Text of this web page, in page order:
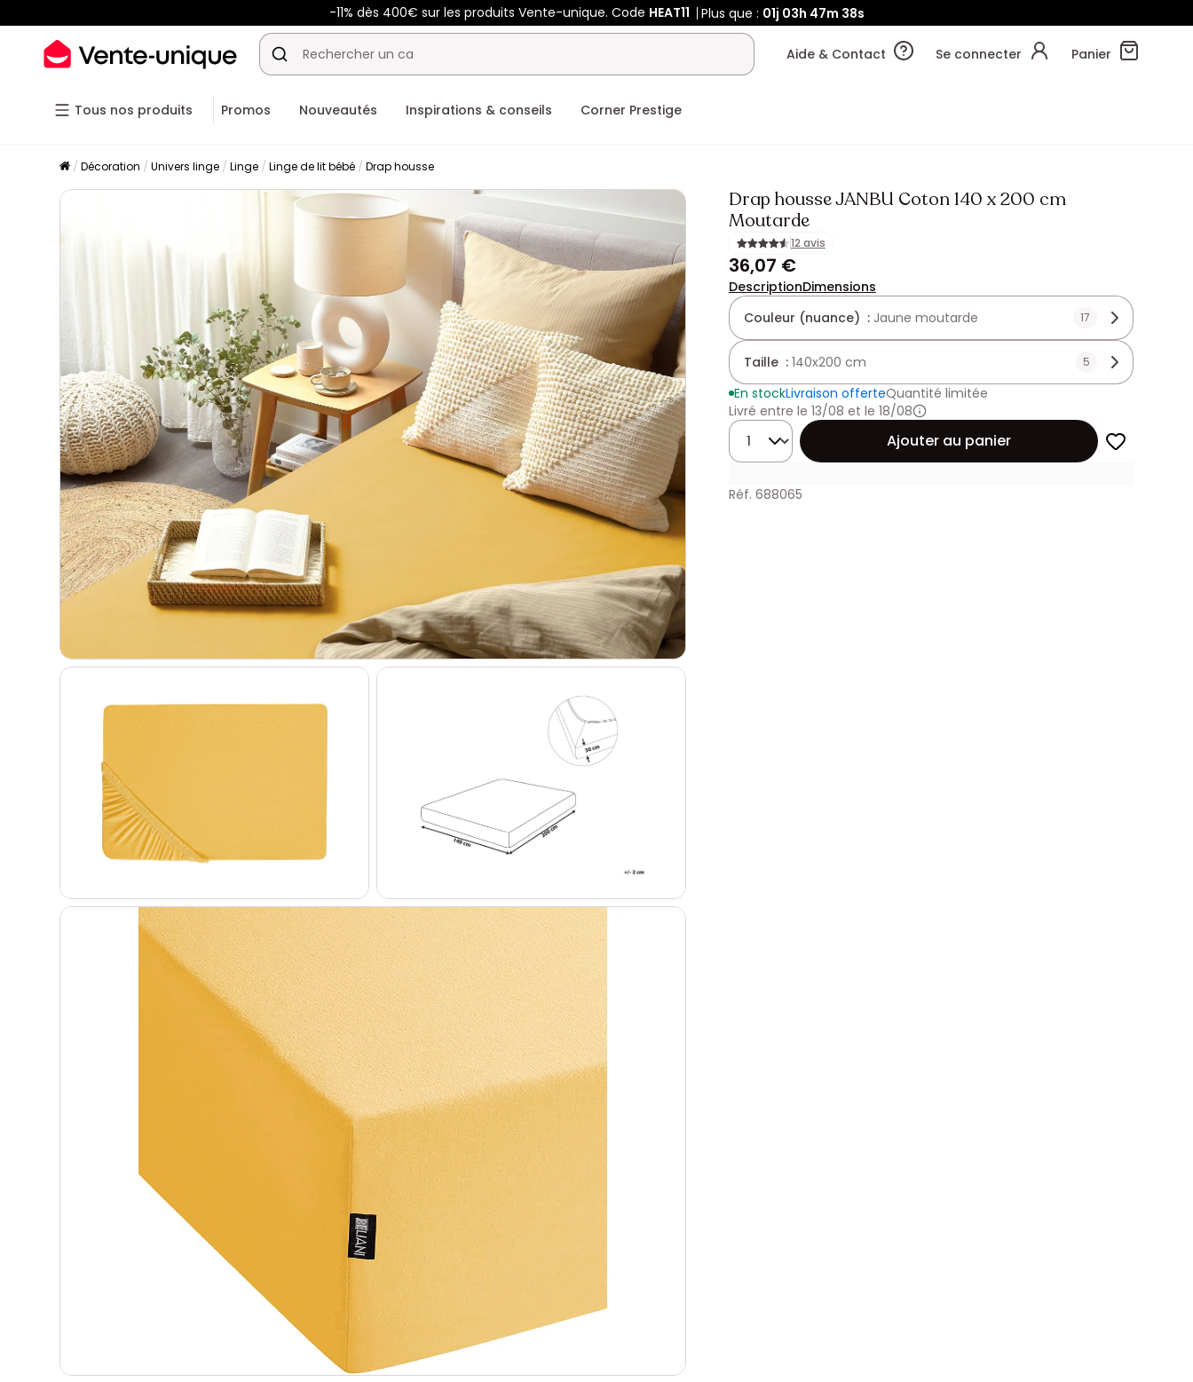
-11% dès 400€ sur les produits Vente-unique. Code HEAT11 Plus que : 01j 03h 47m 38s
Aide & Contact Se connecter Panier
Tous nos produits Promos Nouveautés Inspirations & conseils Corner Prestige
Décoration Univers linge Linge Linge de lit bébé Drap housse
Drap housse JANBU Coton 140 x 200 cm
Moutarde
12 avis
36,07 €
DescriptionDimensions
Couleur (nuance) : Jaune moutarde 17
Taille : 140x200 cm 5
En stockLivraison offerteQuantité limitée
Livré entre le 13/08 et le 18/08
Quantité
Ajouter au panier
Réf. 688065